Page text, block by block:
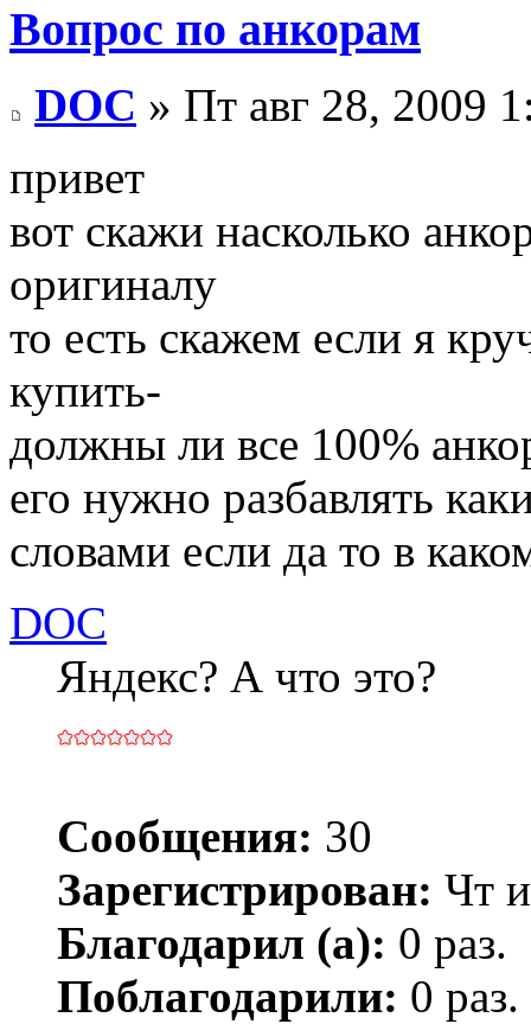
Вопрос по анкорам
DOC » Пт авг 28, 2009
привет
вот скажи насколько
оригиналу
то есть скажем если я
купить-
должны ли все 100%
его нужно разбавлять
словами если да то в
DOC
Яндекс? А что это?
Сообщения: 30
Зарегистрирован: Чт
Благодарил (а): 0 раз.
Поблагодарили: 0 раз.